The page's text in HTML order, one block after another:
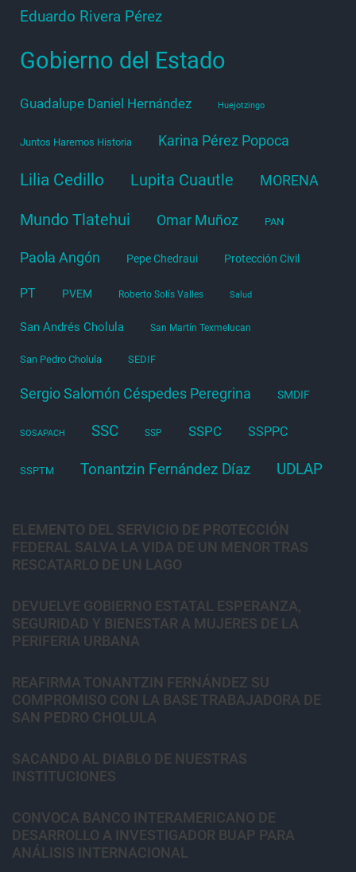
Eduardo Rivera Pérez
Gobierno del Estado
Guadalupe Daniel Hernández Huejotzingo
Juntos Haremos Historia Karina Pérez Popoca
Lilia Cedillo Lupita Cuautle MORENA
Mundo Tlatehui Omar Muñoz PAN
Paola Angón Pepe Chedraui Protección Civil
PT PVEM Roberto Solís Valles Salud
San Andrés Cholula San Martín Texmelucan
San Pedro Cholula SEDIF
Sergio Salomón Céspedes Peregrina SMDIF
SOSAPACH SSC SSP SSPC SSPPC
SSPTM Tonantzin Fernández Díaz UDLAP
ELEMENTO DEL SERVICIO DE PROTECCIÓN
FEDERAL SALVA LA VIDA DE UN MENOR TRAS
RESCATARLO DE UN LAGO
DEVUELVE GOBIERNO ESTATAL ESPERANZA,
SEGURIDAD Y BIENESTAR A MUJERES DE LA
PERIFERIA URBANA
REAFIRMA TONANTZIN FERNÁNDEZ SU
COMPROMISO CON LA BASE TRABAJADORA DE
SAN PEDRO CHOLULA
SACANDO AL DIABLO DE NUESTRAS
INSTITUCIONES
CONVOCA BANCO INTERAMERICANO DE
DESARROLLO A INVESTIGADOR BUAP PARA
ANÁLISIS INTERNACIONAL